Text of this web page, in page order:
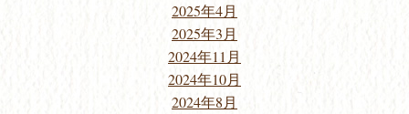
2025年4月
2025年3月
2024年11月
2024年10月
2024年8月